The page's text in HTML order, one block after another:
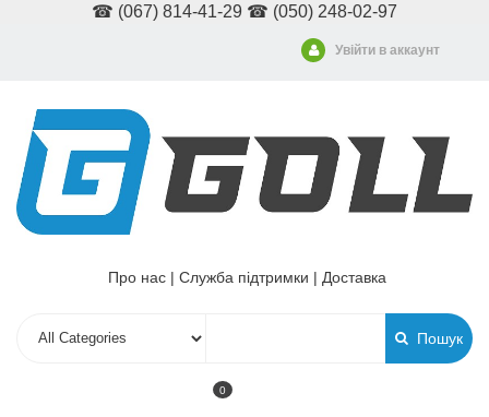
☎ (067) 814-41-29 ☎ (050) 248-02-97
Увійти в аккаунт
Про нас | Служба підтримки | Доставка
Пошук
0